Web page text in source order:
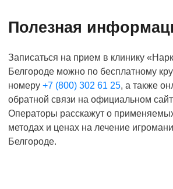
Полезная
Записаться на прием в клинику
Белгороде можно по бесплатному
номеру +7 (800) 302 61 25, а также
обратной связи на официальном
Операторы расскажут о
методах и ценах на лечение
Белгороде.